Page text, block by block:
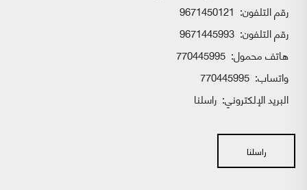
رقم التلفون: 9671450121
رقم التلفون: 9671445993
هاتف محمول: 770445995
واتساب:
البريد الإلكتروني: راسلنا
راسلنا